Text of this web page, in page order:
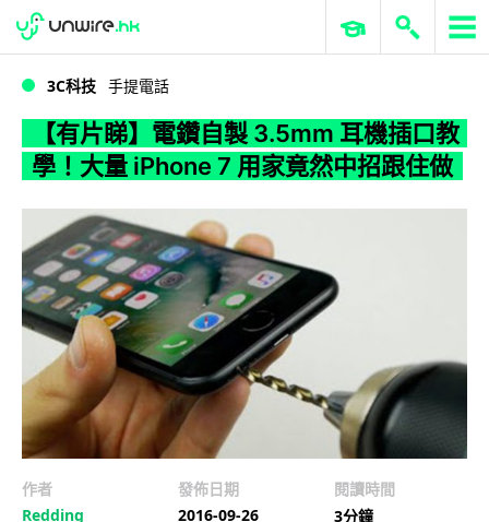
WWDC 2026 ERP 與商業 AI
3C科技 手提電話
【有片睇】電鑽自製 3.5mm 耳機插口教
學！大量 iPhone 7 用家竟然中招跟住做
作者
Redding
發佈日期
2016-09-26
閱讀時間
3分鐘